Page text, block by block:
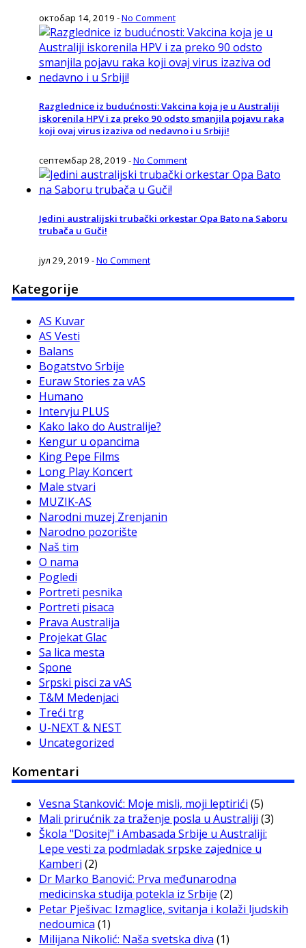
октобар 14, 2019 -No Comment
Razglednice iz budućnosti: Vakcina koja je u Australiji
iskorenila HPV i za preko 90 odsto smanjila pojavu raka
koji ovaj virus izaziva od nedavno i u Srbiji!
септембар 28, 2019 -No Comment
Jedini australijski trubački orkestar Opa Bato na Saboru
trubača u Guči!
јул 29, 2019 -No Comment
Kategorije
AS Kuvar
AS Vesti
Balans
Bogatstvo Srbije
Euraw Stories za vAS
Humano
Intervju PLUS
Kako lako do Australije?
Kengur u opancima
King Pepe Films
Long Play Koncert
Male stvari
MUZIK-AS
Narodni muzej Zrenjanin
Narodno pozorište
Naš tim
O nama
Pogledi
Portreti pesnika
Portreti pisaca
Prava Australija
Projekat Glac
Sa lica mesta
Spone
Srpski pisci za vAS
T&M Medenjaci
Treći trg
U-NEXT & NEST
Uncategorized
Komentari
Vesna Stanković: Moje misli, moji leptirići (5)
Mali prirućnik za traženje posla u Australiji (3)
Škola "Dositej" i Ambasada Srbije u Australiji:
Lepe vesti za podmladak srpske zajednice u
Kamberi (2)
Dr Marko Banović: Prva međunarodna
medicinska studija potekla iz Srbije (2)
Petar Pješivac: Izmaglice, svitanja i kolaži ljudskih
nedoumica (1)
Milijana Nikolić: Naša svetska diva (1)